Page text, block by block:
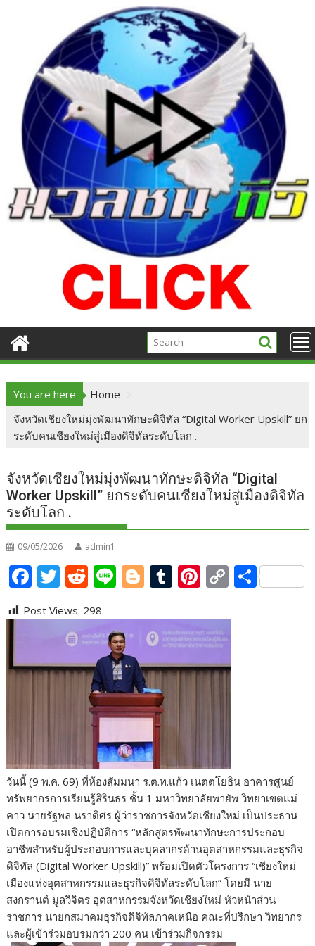
You are here
Home
จังหวัดเชียงใหม่มุ่งพัฒนาทักษะดิจิทัล “Digital Worker Upskill” ยก
ระดับคนเชียงใหม่สู่เมืองดิจิทัลระดับโลก .
จังหวัดเชียงใหม่มุ่งพัฒนาทักษะดิจิทัล “Digital
Worker Upskill” ยกระดับคนเชียงใหม่สู่เมืองดิจิทัล
ระดับโลก .
09/05/2026 admin1
F
e
o
T
itt
er
R
d
di
t
Li
e
Bl
g
g
er
T
m
bl
r
Pi
er
e
st
C
p
Li
S
Post Views: 298
วันนี้ (9 พ.ค. 69) ที่ห้องสัมมนา ร.ต.ท.แก้ว เนตตโยธิน อาคารศูนย์
ทรัพยากรการเรียนรู้สิรินธร ชั้น 1 มหาวิทยาลัยพายัพ วิทยาเขตแม่
คาว นายรัฐพล นราดิศร ผู้ว่าราชการจังหวัดเชียงใหม่ เป็นประธาน
เปิดการอบรมเชิงปฏิบัติการ “หลักสูตรพัฒนาทักษะการประกอบ
อาชีพสำหรับผู้ประกอบการและบุคลากรด้านอุตสาหกรรมและธุรกิจ
ดิจิทัล (Digital Worker Upskill)” พร้อมเปิดตัวโครงการ “เชียงใหม่
เมืองแห่งอุตสาหกรรมและธุรกิจดิจิทัลระดับโลก” โดยมี นาย
สงกรานต์ มูลวิจิตร อุตสาหกรรมจังหวัดเชียงใหม่ หัวหน้าส่วน
ราชการ นายกสมาคมธุรกิจดิจิทัลภาคเหนือ คณะที่ปรึกษา วิทยากร
และผู้เข้าร่วมอบรมกว่า 200 คน เข้าร่วมกิจกรรม